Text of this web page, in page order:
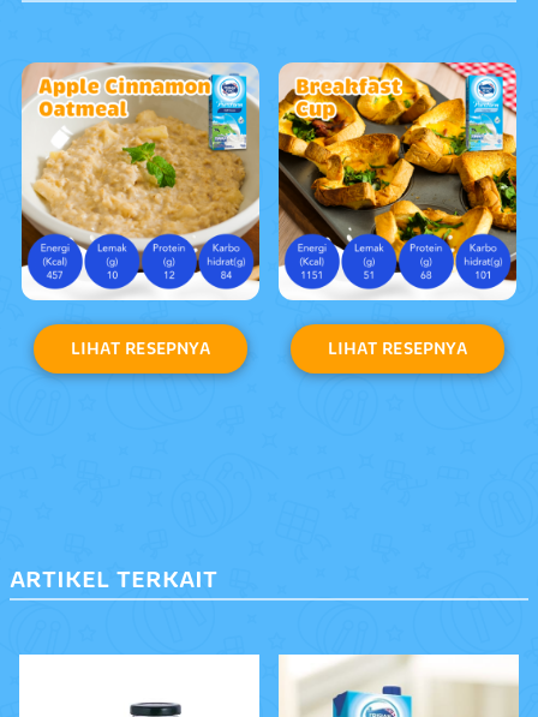
LIHAT RESEPNYA LIHAT RESEPNYA
ARTIKEL TERKAIT